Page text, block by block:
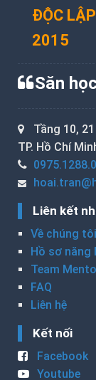
ĐỘC
2015
Săn
Tầng 10,
TP. Hồ Chí
Liên kết
Về chúng tôi
Hồ sơ năng
Team
FAQ
Liên hệ
Kết nối
Facebook
Youtube